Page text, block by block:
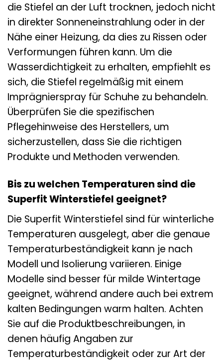
die Stiefel an der Luft trocknen, jedoch nicht
in direkter Sonneneinstrahlung oder in der
Nähe einer Heizung, da dies zu Rissen oder
Verformungen führen kann. Um die
Wasserdichtigkeit zu erhalten, empfiehlt es
sich, die Stiefel regelmäßig mit einem
Imprägnierspray für Schuhe zu behandeln.
Überprüfen Sie die spezifischen
Pflegehinweise des Herstellers, um
sicherzustellen, dass Sie die richtigen
Produkte und Methoden verwenden.
Bis zu welchen Temperaturen sind die
Superfit Winterstiefel geeignet?
Die Superfit Winterstiefel sind für winterliche
Temperaturen ausgelegt, aber die genaue
Temperaturbeständigkeit kann je nach
Modell und Isolierung variieren. Einige
Modelle sind besser für milde Wintertage
geeignet, während andere auch bei extrem
kalten Bedingungen warm halten. Achten
Sie auf die Produktbeschreibungen, in
denen häufig Angaben zur
Temperaturbeständigkeit oder zur Art der